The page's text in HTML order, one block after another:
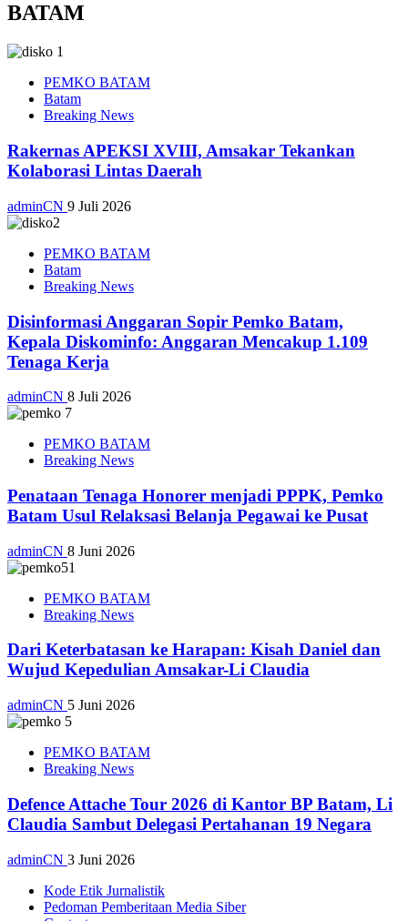
BATAM
PEMKO BATAM
Batam
Breaking News
Rakernas APEKSI XVIII, Amsakar Tekankan
Kolaborasi Lintas Daerah
adminCN 9 Juli 2026
PEMKO BATAM
Batam
Breaking News
Disinformasi Anggaran Sopir Pemko Batam,
Kepala Diskominfo: Anggaran Mencakup 1.109
Tenaga Kerja
adminCN 8 Juli 2026
PEMKO BATAM
Breaking News
Penataan Tenaga Honorer menjadi PPPK, Pemko
Batam Usul Relaksasi Belanja Pegawai ke Pusat
adminCN 8 Juni 2026
PEMKO BATAM
Breaking News
Dari Keterbatasan ke Harapan: Kisah Daniel dan
Wujud Kepedulian Amsakar-Li Claudia
adminCN 5 Juni 2026
PEMKO BATAM
Breaking News
Defence Attache Tour 2026 di Kantor BP Batam, Li
Claudia Sambut Delegasi Pertahanan 19 Negara
adminCN 3 Juni 2026
Kode Etik Jurnalistik
Pedoman Pemberitaan Media Siber